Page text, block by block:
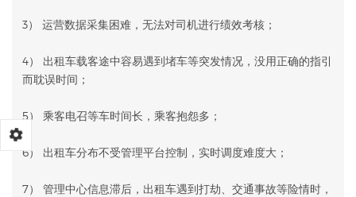
3） 运营数据采集困难，无法对司机进行绩效考核；
4） 出租车载客途中容易遇到堵车等突发情况，没用正确的指引
而耽误时间；
5） 乘客电召等车时间长，乘客抱怨多；
6） 出租车分布不受管理平台控制，实时调度难度大；
7） 管理中心信息滞后，出租车遇到打劫、交通事故等险情时，